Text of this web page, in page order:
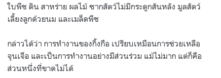
ใบพืช ดิน สาหร่าย ผลไม้ ซากสัตว์ไม่มีกระดูกสันหลัง มูลสัตว์
เลี้ยงลูกด้วยนม และเมล็ดพืช
กล่าวได้ว่า การทำงานของกิ้งกือ เปรียบเหมือนการช่วยเหลือ
จุนเจือ และเป็นการทำงานอย่างมีส่วนร่วม แม้ไม่มาก แต่ก็คือ
ส่วนหนึ่งที่ขาดไม่ได้